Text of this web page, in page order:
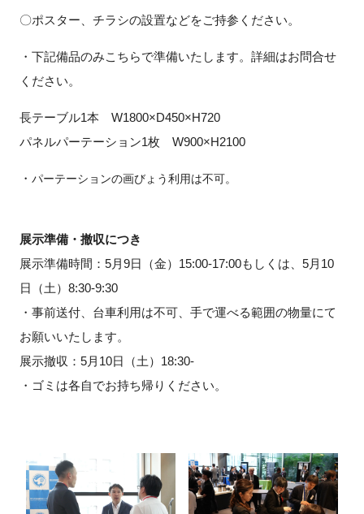
〇ポスター、チラシの設置などをご持参ください。
・下記備品のみこちらで準備いたします。詳細はお問合せ
ください。
長テーブル1本 W1800×D450×H720
パネルパーテーション1枚 W900×H2100
・ パーテーションの画びょう利用は不可。
展示準備・撤収につき
展示準備時間：5月9日（金）15:00‐17:00もしくは、5月10
日（土）8:30‐9:30
・事前送付、台車利用は不可、手で運べる範囲の物量にて
お願いいたします。
展示撤収：5月10日（土）18:30‐
・ゴミは各自でお持ち帰りください。